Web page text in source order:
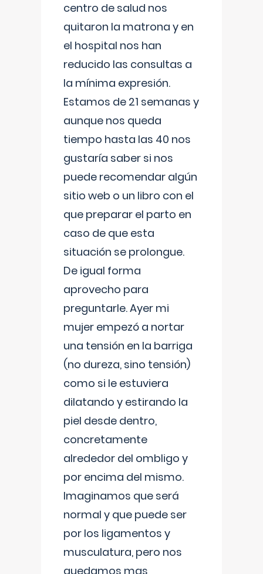
centro de salud nos
quitaron la matrona y en
el hospital nos han
reducido las consultas a
la mínima expresión.
Estamos de 21 semanas y
aunque nos queda
tiempo hasta las 40 nos
gustaría saber si nos
puede recomendar algún
sitio web o un libro con el
que preparar el parto en
caso de que esta
situación se prolongue.
De igual forma
aprovecho para
preguntarle. Ayer mi
mujer empezó a nortar
una tensión en la barriga
(no dureza, sino tensión)
como si le estuviera
dilatando y estirando la
piel desde dentro,
concretamente
alrededor del ombligo y
por encima del mismo.
Imaginamos que será
normal y que puede ser
por los ligamentos y
musculatura, pero nos
quedamos mas